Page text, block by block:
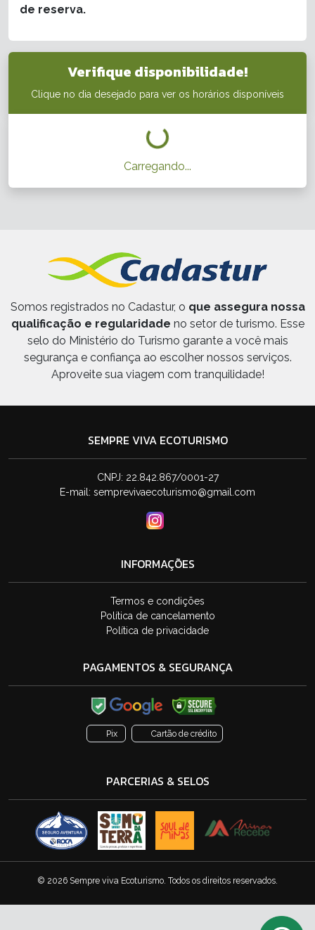
de reserva.
Verifique disponibilidade!
Clique no dia desejado para ver os horários disponíveis
Carregando...
Somos registrados no Cadastur, o que assegura nossa
qualificação e regularidade no setor de turismo. Esse
selo do Ministério do Turismo garante a você mais
segurança e confiança ao escolher nossos serviços.
Aproveite sua viagem com tranquilidade!
SEMPRE VIVA ECOTURISMO
CNPJ: 22.842.867/0001-27
E-mail: semprevivaecoturismo@gmail.com
INFORMAÇÕES
Termos e condições
Política de cancelamento
Política de privacidade
PAGAMENTOS & SEGURANÇA
Pix Cartão de crédito
PARCERIAS & SELOS
© 2026 Sempre viva Ecoturismo. Todos os direitos reservados.